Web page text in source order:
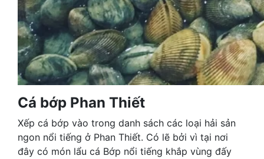
Cá bớp Phan Thiết
Xếp cá bớp vào trong danh sách các loại hải sản
ngon nổi tiếng ở Phan Thiết. Có lẽ bởi vì tại nơi
đây có món lẩu cá Bớp nổi tiếng khắp vùng đấy